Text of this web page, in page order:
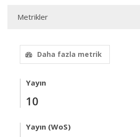
Metrikler
Daha fazla metrik
Yayın
10
Yayın (WoS)